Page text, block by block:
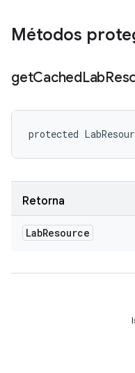
Métodos
getCachedLab
protected
Retorna
LabResource